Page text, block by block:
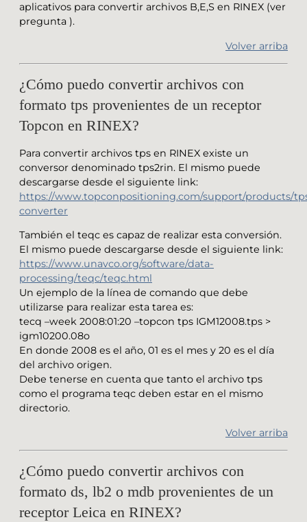
aplicativos para convertir archivos B,E,S en RINEX (ver
pregunta ).
Volver arriba
¿Cómo puedo convertir archivos con
formato tps provenientes de un receptor
Topcon en RINEX?
Para convertir archivos tps en RINEX existe un
conversor denominado tps2rin. El mismo puede
descargarse desde el siguiente link:
https://www.topconpositioning.com/support/products/
converter
También el teqc es capaz de realizar esta conversión.
El mismo puede descargarse desde el siguiente link:
https://www.unavco.org/software/data-
processing/teqc/teqc.html
Un ejemplo de la línea de comando que debe
utilizarse para realizar esta tarea es:
tecq –week 2008:01:20 –topcon tps IGM12008.tps >
igm10200.08o
En donde 2008 es el año, 01 es el mes y 20 es el día
del archivo origen.
Debe tenerse en cuenta que tanto el archivo tps
como el programa teqc deben estar en el mismo
directorio.
Volver arriba
¿Cómo puedo convertir archivos con
formato ds, lb2 o mdb provenientes de un
receptor Leica en RINEX?